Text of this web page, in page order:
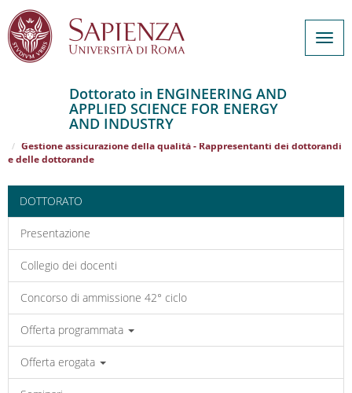
contenuto
principale
Dottorato in ENGINEERING AND
APPLIED SCIENCE FOR ENERGY
AND INDUSTRY
ENGINEERING AND APPLIED SCIENCE FOR ENERGY AND INDUSTRY
Gestione assicurazione della qualità - Rappresentanti dei dottorandi
e delle dottorande
DOTTORATO
Presentazione
Collegio dei docenti
Concorso di ammissione 42° ciclo
Offerta programmata
Offerta erogata